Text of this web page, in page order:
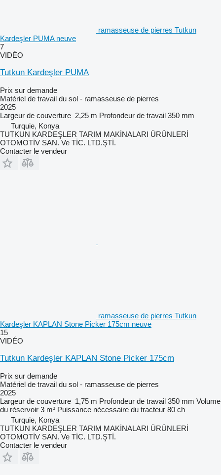
ramasseuse de pierres Tutkun
Kardeşler PUMA neuve
7
VIDÉO
Tutkun Kardeşler PUMA
Prix sur demande
Matériel de travail du sol - ramasseuse de pierres
2025
Largeur de couverture 2,25 m Profondeur de travail 350 mm
Turquie, Konya
TUTKUN KARDEŞLER TARIM MAKİNALARI ÜRÜNLERİ
OTOMOTİV SAN. Ve TİC. LTD.ŞTİ.
Contacter le vendeur
ramasseuse de pierres Tutkun
Kardeşler KAPLAN Stone Picker 175cm neuve
15
VIDÉO
Tutkun Kardeşler KAPLAN Stone Picker 175cm
Prix sur demande
Matériel de travail du sol - ramasseuse de pierres
2025
Largeur de couverture 1,75 m Profondeur de travail 350 mm Volume
du réservoir 3 m³ Puissance nécessaire du tracteur 80 ch
Turquie, Konya
TUTKUN KARDEŞLER TARIM MAKİNALARI ÜRÜNLERİ
OTOMOTİV SAN. Ve TİC. LTD.ŞTİ.
Contacter le vendeur